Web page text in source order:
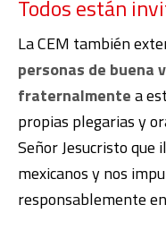
Todos están
La CEM también
personas de buena
fraternalmentea
propias plegarias y
Señor Jesucristo que
mexicanos y nos
responsablemente